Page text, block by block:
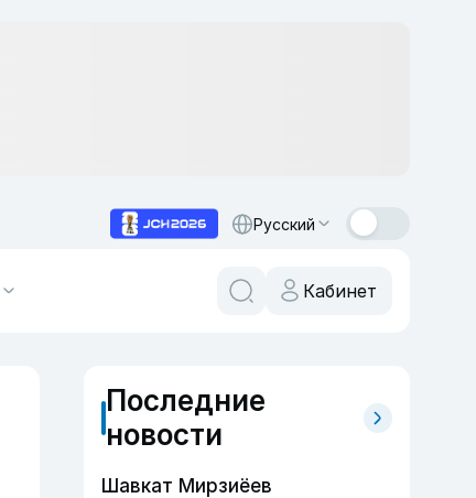
Русский
Кабинет
Последние
новости
Шавкат Мирзиёев